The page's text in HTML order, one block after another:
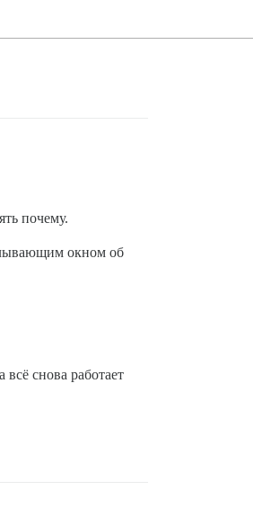
почему.
окном об
снова работает